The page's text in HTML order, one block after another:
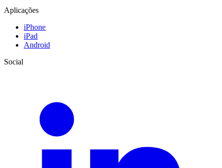
Aplicações
iPhone
iPad
Android
Social